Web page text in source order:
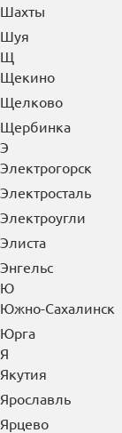
Чистополь
Чита
Чусовой
Ш
Шадринск
Шатура
Шахты
Шуя
Щ
Щекино
Щелково
Щербинка
Э
Электрогорск
Электросталь
Электроугли
Элиста
Энгельс
Ю